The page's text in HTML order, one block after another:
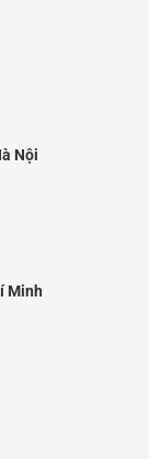
Nội
Minh